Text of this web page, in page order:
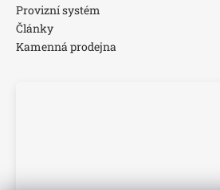
Provizní systém
Články
Kamenná prodejna